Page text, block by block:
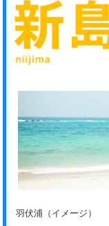
羽伏浦（イメージ）